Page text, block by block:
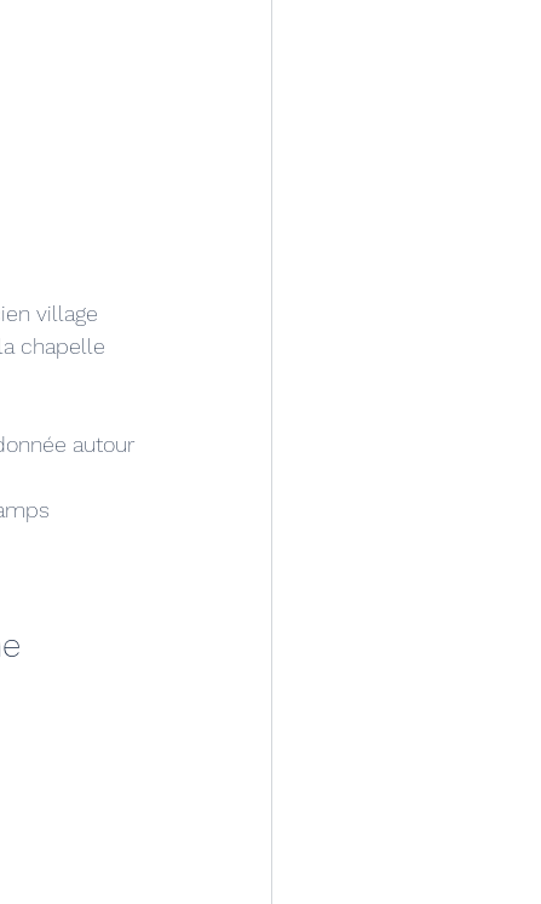
village
chapelle
autour